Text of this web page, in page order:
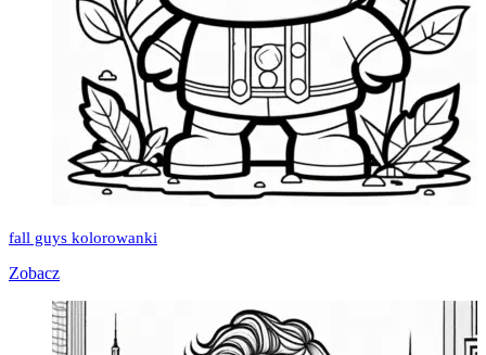
fall guys kolorowanki
Zobacz